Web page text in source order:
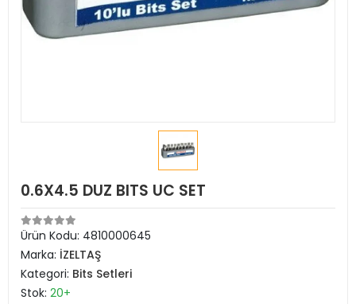
0.6X4.5 DUZ BITS UC SET
Ürün Kodu: 4810000645
Marka: İZELTAŞ
Kategori: Bits Setleri
Stok: 20+